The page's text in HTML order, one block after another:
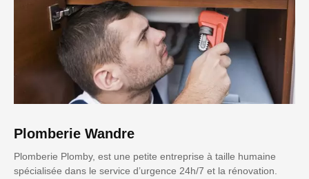
Plomberie Wandre
Plomberie Plomby, est une petite entreprise à taille humaine
spécialisée dans le service d’urgence 24h/7 et la rénovation.